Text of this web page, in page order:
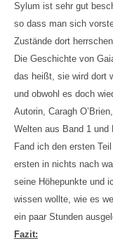
Sylum ist sehr gut
so dass man sich
Zustände dort
Die Geschichte von
das heißt, sie wird dort
und obwohl es doch
Autorin, Caragh
Welten aus Band 1 und
Fand ich den ersten
ersten in nichts nach
seine Höhepunkte und
wissen wollte, wie es
ein paar Stunden
Fazit: